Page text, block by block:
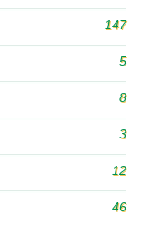
147
5
8
3
12
46